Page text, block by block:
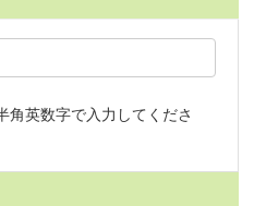
角英数字で入力してくださ